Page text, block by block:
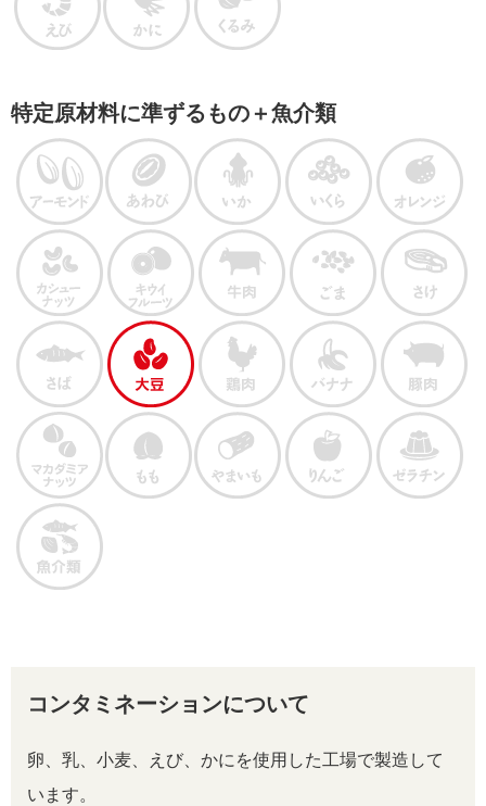
特定原材料に準ずるもの＋魚介類
コンタミネーションについて
卵、乳、小麦、えび、かにを使用した工場で製造して
います。